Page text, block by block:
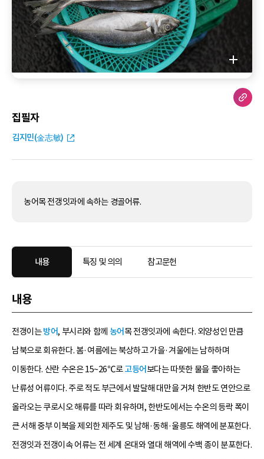
집필자
김지민(金志敏)
농어목 전갱잇과에 속하는 경골어류.
내용 특징 및 의의 참고문헌
내용
전갱이는방어, 부시리와 함께 농어 목 전갱잇과에 속한다. 외양성인 만큼
남북으로 회유한다. 봄·여름에는 북상하고 가을·겨울에는 남하하며
이동한다. 산란 수온은 15~26℃로고등어 보다는 따뜻한 물을 좋아하는
난류성 어류이다. 주로 적도 부근에서 발달해 대만을 거쳐 한반도 연안으로
올라오는 쿠로시오 해류를 따라 회유하며, 한반도에서는 수온의 등락 폭이
큰 서해 중부 이북을 제외한 제주도 및 남해·동해·울릉도 해역에 분포한다.
전갱잇과 전갱이속 어류는 전 세계 온대와 열대 해역에 수백 종이 분포한다.